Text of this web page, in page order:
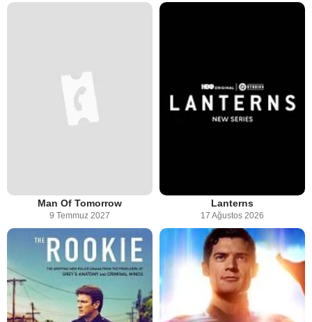
Man Of Tomorrow
9 Temmuz 2027
Lanterns
17 Ağustos 2026